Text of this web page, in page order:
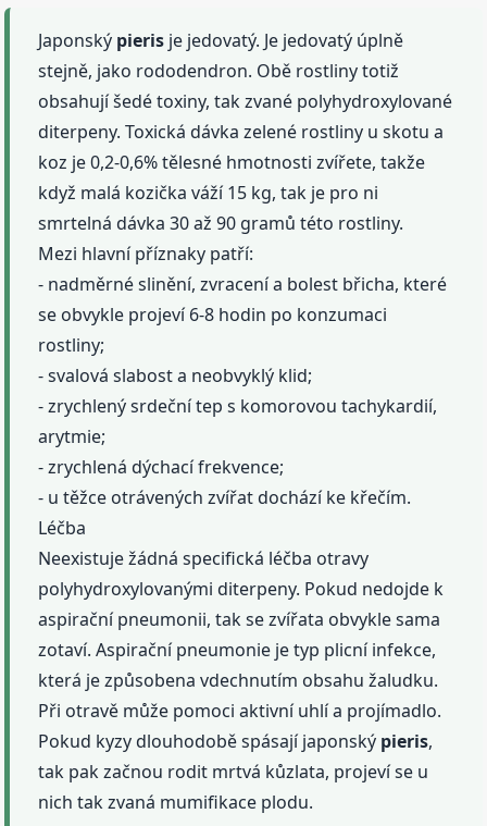
Japonský pieris je jedovatý. Je jedovatý úplně
stejně, jako rododendron. Obě rostliny totiž
obsahují šedé toxiny, tak zvané polyhydroxylované
diterpeny. Toxická dávka zelené rostliny u skotu a
koz je 0,2-0,6% tělesné hmotnosti zvířete, takže
když malá kozička váží 15 kg, tak je pro ni
smrtelná dávka 30 až 90 gramů této rostliny.
Mezi hlavní příznaky patří:
- nadměrné slinění, zvracení a bolest břicha, které
se obvykle projeví 6-8 hodin po konzumaci
rostliny;
- svalová slabost a neobvyklý klid;
- zrychlený srdeční tep s komorovou tachykardií,
arytmie;
- zrychlená dýchací frekvence;
- u těžce otrávených zvířat dochází ke křečím.
Léčba
Neexistuje žádná specifická léčba otravy
polyhydroxylovanými diterpeny. Pokud nedojde k
aspirační pneumonii, tak se zvířata obvykle sama
zotaví. Aspirační pneumonie je typ plicní infekce,
která je způsobena vdechnutím obsahu žaludku.
Při otravě může pomoci aktivní uhlí a projímadlo.
Pokud kyzy dlouhodobě spásají japonský pieris,
tak pak začnou rodit mrtvá kůzlata, projeví se u
nich tak zvaná mumifikace plodu.